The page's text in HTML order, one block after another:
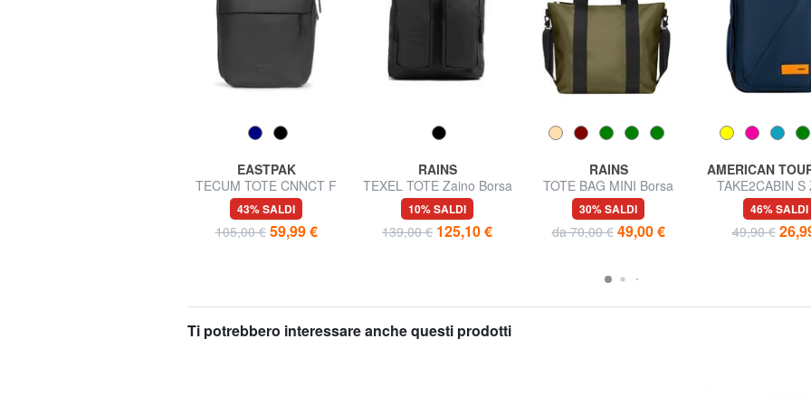
EASTPAK
TECUM TOTE CNNCT F
Zaino tasca portaborraccia,
porta pc 13"
43% SALDI
105,00 € 59,99 €
RAINS
TEXEL TOTE Zaino Borsa
impermeabile
10% SALDI
139,00 € 125,10 €
RAINS
TOTE BAG MINI Borsa
impermeabile
30% SALDI
da 70,00 € 49,00 €
AMERICAN
TAKE2CABIN S
underseater ok
46% SALDI
49,90 €
Ti potrebbero interessare anche questi prodotti